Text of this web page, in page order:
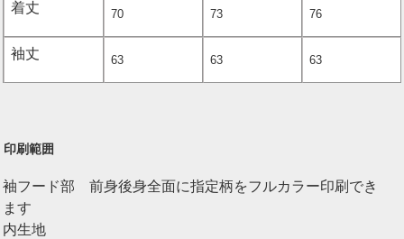
着丈 70 73 76
袖丈 63 63 63
印刷範囲
袖フード部 前身後身全面に指定柄をフルカラー印刷でき
ます
内生地